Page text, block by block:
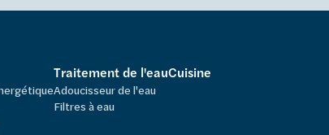
Traitement de l'eau
Adoucisseur de l'eau
Filtres à eau
Cuisine